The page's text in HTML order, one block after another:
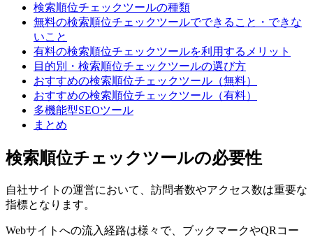
検索順位チェックツールの種類
無料の検索順位チェックツールでできること・できな
いこと
有料の検索順位チェックツールを利用するメリット
目的別・検索順位チェックツールの選び方
おすすめの検索順位チェックツール（無料）
おすすめの検索順位チェックツール（有料）
多機能型SEOツール
まとめ
検索順位チェックツールの必要性
自社サイトの運営において、訪問者数やアクセス数は重要な
指標となります。
Webサイトへの流入経路は様々で、ブックマークやQRコー